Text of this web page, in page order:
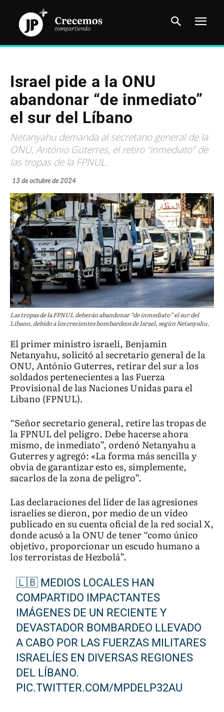
Israel pide a la ONU
abandonar “de inmediato”
el sur del Líbano
Netanyahu demanda al secretario general de la
ONU, António Guterres, el retiro “inmediato” de
las tropas de la FPNUL.
13 de octubre de 2024
Las tropas de la FPNUL deberán abandonar “de inmediato” el sur del
Líbano, debido a los crecientes bombardeos de Israel, según Netanyahu.
El primer ministro israelí, Benjamín
Netanyahu, solicitó al secretario general de la
ONU, António Guterres, retirar del sur a los
soldados pertenecientes a las Fuerza
Provisional de las Naciones Unidas para el
Líbano (FPNUL).
“Señor secretario general, retire las tropas de
la FPNUL del peligro. Debe hacerse ahora
mismo, de inmediato”, ordenó Netanyahu a
Guterres y agregó: «La forma más sencilla y
obvia de garantizar esto es, simplemente,
sacarlos de la zona de peligro”.
Las declaraciones del líder de las agresiones
israelíes se dieron, por medio de un video
publicado en su cuenta oficial de la red social X,
donde acusó a la ONU de tener “como único
objetivo, proporcionar un escudo humano a
los terroristas de Hezbolá”.
🇱🇧 MEDIOS LOCALES HAN
COMPARTIDO IMPACTANTES
IMÁGENES DE UN RECIENTE Y
DEVASTADOR BOMBARDEO LLEVADO
A CABO POR LAS FUERZAS MILITARES
ISRAELÍES EN DIVERSAS REGIONES
DEL LÍBANO.
PIC.TWITTER.COM/MPDELP32AU